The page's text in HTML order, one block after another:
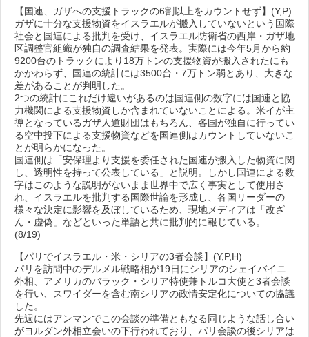
【国連、ガザへの支援トラックの6割以上をカウントせず】(Y,P)
ガザに十分な支援物資をイスラエルが搬入していないという国際
社会と国連による批判を受け、イスラエル防衛省の西岸・ガザ地
区調整官組織が独自の調査結果を発表。実際には今年5月から約
9200台のトラックにより18万トンの支援物資が搬入されたにも
かかわらず、国連の統計には3500台・7万トン弱とあり、大きな
差があることが判明した。
2つの統計にこれだけ違いがあるのは国連側の数字には国連と協
力機関による支援物資しか含まれていないことによる。米イが主
導となっているガザ人道財団はもちろん、各国が独自に行ってい
る空中投下による支援物資などを国連側はカウントしていないこ
とが明らかになった。
国連側は「安保理より支援を委任された国連が搬入した物資に関
し、透明性を持って公表している」と説明。しかし国連による数
字はこのような説明がないまま世界中で広く事実として使用さ
れ、イスラエルを批判する国際世論を形成し、各国リーダーの
様々な決定に影響を及ぼしているため、現地メディアは「改ざ
ん・虚偽」などといった単語と共に批判的に報じている。
(8/19)
【パリでイスラエル・米・シリアの3者会談】(Y,P,H)
パリを訪問中のデルメル戦略相が19日にシリアのシェイバイニ
外相、アメリカのバラック・シリア特使兼トルコ大使と3者会談
を行い、スワイダーを含む南シリアの政情安定化についての協議
した。
先週にはアンマンでこの会談の準備ともなる同じような話し合い
がヨルダン外相立会いの下行われており、パリ会談の後シリアは